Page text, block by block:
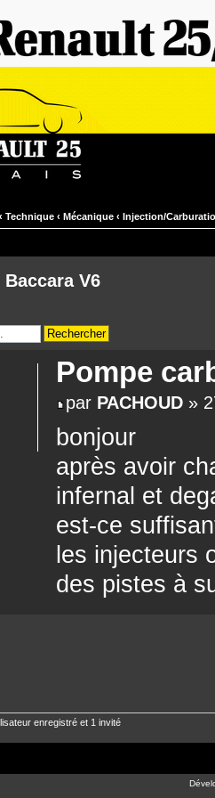
‹ Technique ‹ Mécanique ‹ Injection/
V6
Pompe
par PACHOUD »
bonjour
après avoir
infernal et
est-ce
les injecteurs
des pistes à
enregistré et 1 invité